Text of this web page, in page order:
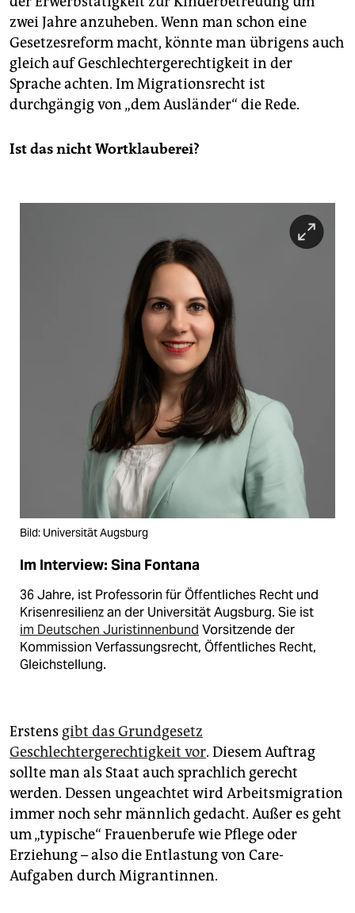
zwei Jahre anzuheben. Wenn man schon eine
Gesetzesreform macht, könnte man übrigens auch
gleich auf Geschlechtergerechtigkeit in der
Sprache achten. Im Migrationsrecht ist
durchgängig von „dem Ausländer“ die Rede.
Ist das nicht Wortklauberei?
Bild: Universität Augsburg
Im Interview: Sina Fontana
36 Jahre, ist Professorin für Öffentliches Recht und
Krisenresilienz an der Universität Augsburg. Sie ist
im ­Deutschen Juristinnenbund Vorsitzende der
Kommission Verfassungsrecht, Öffentliches Recht,
Gleichstellung.
Erstens gibt das Grundgesetz
Geschlechtergerechtigkeit vor. Diesem Auftrag
sollte man als Staat auch sprachlich gerecht
werden. Dessen ungeachtet wird Arbeitsmigration
immer noch sehr männlich gedacht. Außer es geht
um „typische“ Frauenberufe wie Pflege oder
Erziehung – also die Entlastung von Care-
Aufgaben durch Migrantinnen.